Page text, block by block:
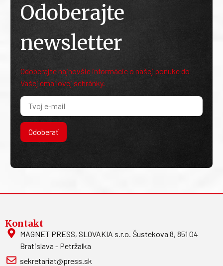
Odoberajte
newsletter
Odoberajte najnovšie informácie o našej ponuke do
Vašej emailovej schránky.
Odoberať
Kontakt
MAGNET PRESS, SLOVAKIA s.r.o. Šustekova 8, 851 04
Bratislava - Petržalka
sekretariat@press.sk